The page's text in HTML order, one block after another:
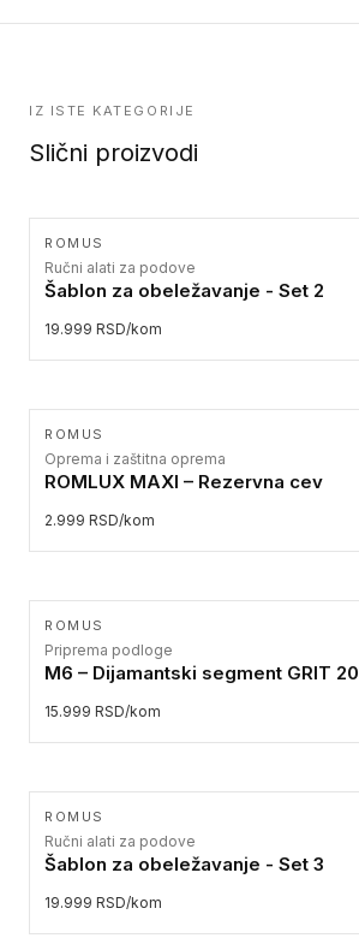
IZ ISTE KATEGORIJE
Slični proizvodi
ROMUS
Ručni alati za podove
Šablon za obeležavanje - Set 2
19.999 RSD/kom
ROMUS
Oprema i zaštitna oprema
ROMLUX MAXI – Rezervna cev
2.999 RSD/kom
ROMUS
Priprema podloge
M6 – Dijamantski segment GRIT 20
15.999 RSD/kom
ROMUS
Ručni alati za podove
Šablon za obeležavanje - Set 3
19.999 RSD/kom